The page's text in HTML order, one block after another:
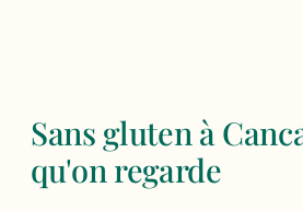
Sans gluten à
qu'on regarde